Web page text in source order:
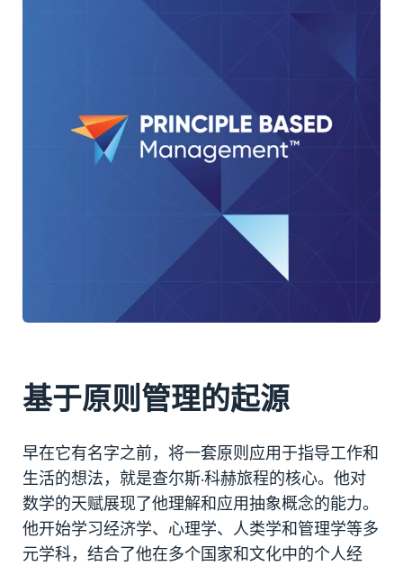
基于原则管理的起源
早在它有名字之前，将一套原则应用于指导工作和
生活的想法，就是查尔斯·科赫旅程的核心。他对
数学的天赋展现了他理解和应用抽象概念的能力。
他开始学习经济学、心理学、人类学和管理学等多
元学科，结合了他在多个国家和文化中的个人经